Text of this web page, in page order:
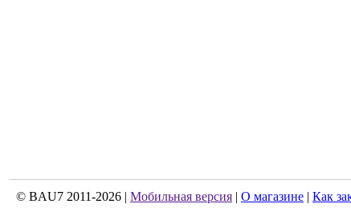
© BAU7 2011-2026 | Мобильная версия | О магазине | Как